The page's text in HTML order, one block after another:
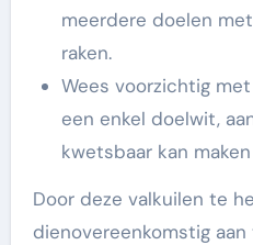
meerdere doelen
raken.
Wees voorzichtig
een enkel doelwit,
kwetsbaar kan
Door deze valkuilen te
dienovereenkomstig